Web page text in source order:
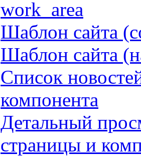
work_area
Шаблон сайта
Шаблон сайта
Список
компонента
Детальный
страницы и